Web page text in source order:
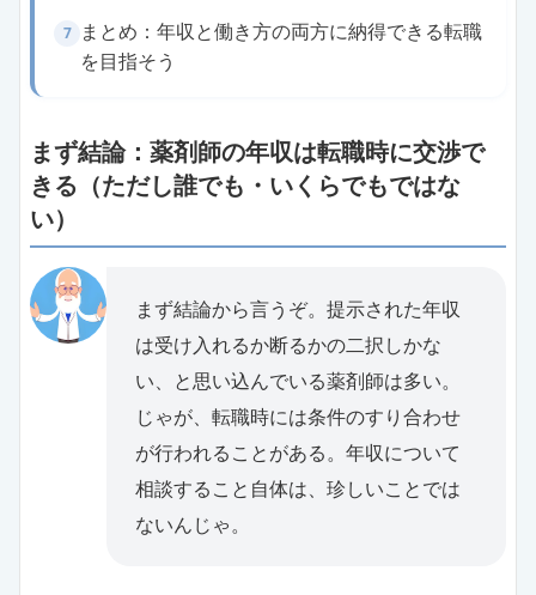
7
まとめ：年収と働き方の両方に納得できる転職
を目指そう
まず結論：薬剤師の年収は転職時に交渉で
きる（ただし誰でも・いくらでもではな
い）
まず結論から言うぞ。提示された年収
は受け入れるか断るかの二択しかな
い、と思い込んでいる薬剤師は多い。
じゃが、転職時には条件のすり合わせ
が行われることがある。年収について
相談すること自体は、珍しいことでは
ないんじゃ。